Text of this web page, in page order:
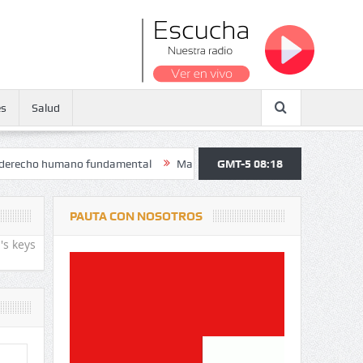
Salud
fundamental Maratón atendió a más de 38.000 jóvenes y
GMT-5 08:18
keys
PAUTA CON NOSOTROS